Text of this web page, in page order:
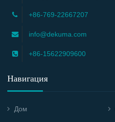
+86-769-22667207
info@dekuma.com
+86-15622909600
Навигация
Дом